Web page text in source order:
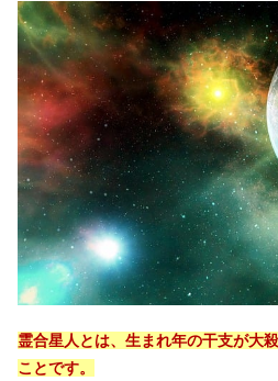
霊合星人とは、生まれ年の干支が大
ことです。